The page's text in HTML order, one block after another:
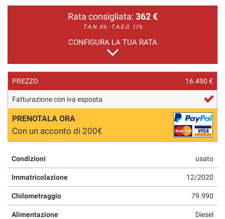
Rata consigliata: 362 €
T.A.N. 6% - T.A.E.G. 11%
CONFIGURA LA TUA RATA
PREZZO 16.490 €
Fatturazione con iva esposta
PRENOTALA ORA
Con un acconto di 200€
Condizioni usato
Immatricolazione 12/2020
Chilometraggio 79.990
Alimentazione Diesel